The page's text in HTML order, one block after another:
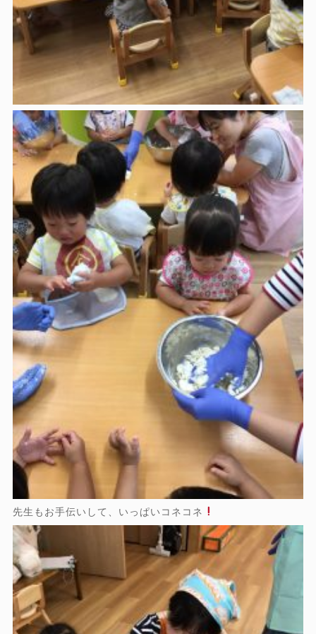
先生もお手伝いして、いっぱいコネコネ